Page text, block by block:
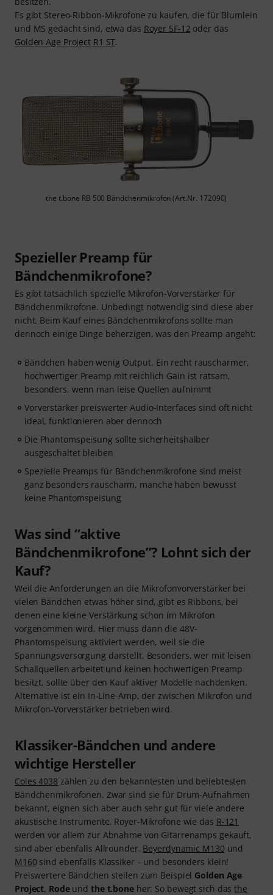
Es gibt Stereo-Ribbon-Mikrofone zu kaufen, die für Blumlein
und MS gedacht sind, etwa das Royer SF-12 oder das
Golden Age Project R1 ST.
the t.bone RB 500 Bändchenmikrofon (Art.Nr. 172090)
Spezieller Preamp für
Bändchenmikrofone?
Es gibt tatsächlich spezielle Mikrofon-Vorverstärker für
Bändchenmikrofone. Unbedingt notwendig sind diese aber
nicht. Beim Kauf eines Bändchenmikrofons sollte man
dennoch einige Dinge beherzigen, was den Preamp angeht:
Bändchen haben wenig Output. Ein recht rauscharmer,
hochwertiger Preamp mit reichlich Gain ist ratsam,
besonders, wenn man leise Quellen aufnimmt
Vorverstärker preiswerter Audio-Interfaces sind oft nicht
ideal, funktionieren aber dennoch
Die Phantomspeisung sollte sicherheitshalber
ausgeschaltet bleiben
Spezielle Preamps für Bändchenmikrofone sind meist
ganz besonders rauscharm, manche haben bewusst
keine Phantomspeisung
Was sind “aktive
Bändchenmikrofone”? Lohnt sich der
Kauf?
Weil die Anforderungen an die Mikrofonvorverstärker bei
vielen Bändchen etwas höher sind, gibt es Ribbons, bei
denen eine kleine Verstärkung schon im Mikrofon
vorgenommen wird. Hier muss dann die 48V-
Phantomspeisung aktiviert werden, weil sie die
Spannungsversorgung darstellt. Besonders, wer mit leisen
Schallquellen arbeitet und keinen hochwertigen Preamp
besitzt, sollte über den Kauf aktiver Modelle nachdenken.
Alternative ist ein In-Line-Amp, der zwischen Mikrofon und
Mikrofon-Vorverstärker betrieben wird.
Klassiker-Bändchen und andere
wichtige Hersteller
Coles 4038 zählen zu den bekanntesten und beliebtesten
Bändchenmikrofonen. Zwar sind sie für Drum-Aufnahmen
bekannt, eignen sich aber auch sehr gut für viele andere
akustische Instrumente. Royer-Mikrofone wie das R-121
werden vor allem zur Abnahme von Gitarrenamps gekauft,
sind aber ebenfalls Allrounder. Beyerdynamic M130 und
M160 sind ebenfalls Klassiker – und besonders klein!
Preiswertere Bändchen stellen zum Beispiel Golden Age
Project, Rodeundthe t.boneher: So bewegt sich dasthe